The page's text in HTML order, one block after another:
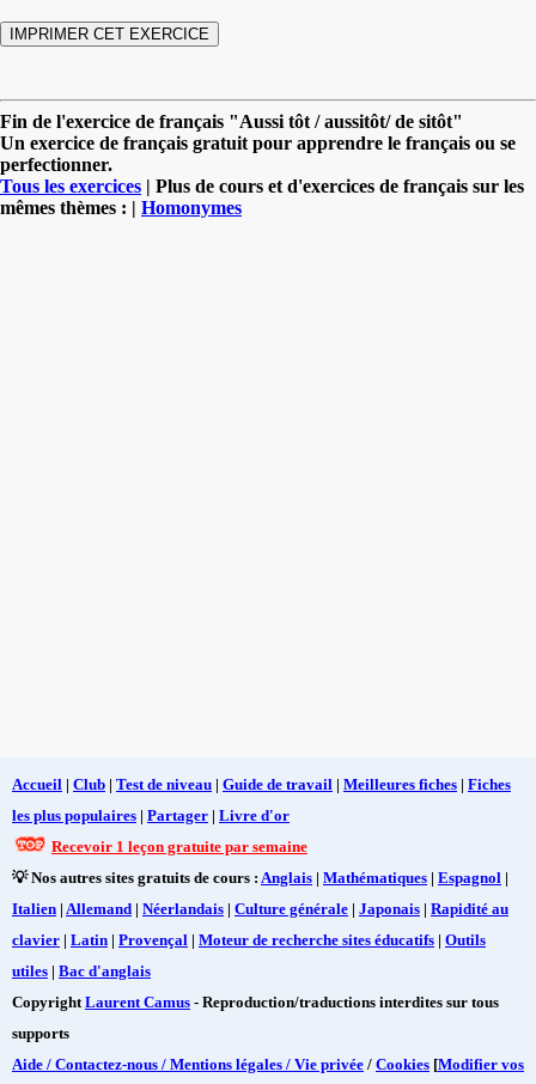
Fin de l'exercice de français "Aussi tôt / aussitôt/ de sitôt"
Un exercice de français gratuit pour apprendre le français ou se
perfectionner.
Tous les exercices | Plus de cours et d'exercices de français sur les
mêmes thèmes : | Homonymes
Accueil | Club | Test de niveau | Guide de travail | Meilleures fiches | Fiches
les plus populaires | Partager | Livre d'or
Recevoir 1 leçon gratuite par semaine
💡 Nos autres sites gratuits de cours : Anglais | Mathématiques | Espagnol |
Italien | Allemand | Néerlandais | Culture générale | Japonais | Rapidité au
clavier | Latin | Provençal | Moteur de recherche sites éducatifs | Outils
utiles | Bac d'anglais
Copyright Laurent Camus - Reproduction/traductions interdites sur tous
supports
Aide / Contactez-nous / Mentions légales / Vie privée / Cookies [Modifier vos